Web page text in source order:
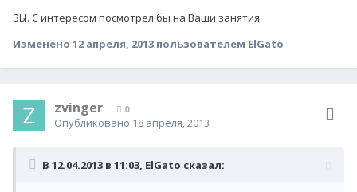
ЗЫ. С интересом посмотрел бы на Ваши занятия.
Изменено 12 апреля, 2013 пользователем ElGato
zvinger 0
Опубликовано 18 апреля, 2013
В 12.04.2013 в 11:03, ElGato сказал: